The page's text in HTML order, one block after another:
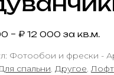
– ₽ 12 000 за кв.м.
Фотообои и фрески -
спальни, Другое,Лофт